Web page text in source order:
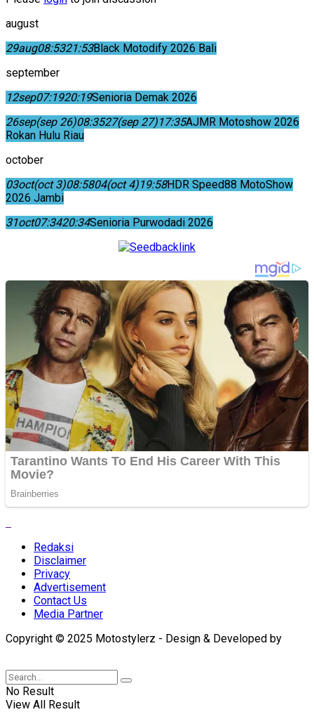
august
29aug08:5321:53Black Motodify 2026 Bali
september
12sep07:1920:19Senioria Demak 2026
26sep(sep 26)08:3527(sep 27)17:35AJMR Motoshow 2026
Rokan Hulu Riau
october
03oct(oct 3)08:5804(oct 4)19:58HDR Speed88 MotoShow
2026 Jambi
31oct07:3420:34Senioria Purwodadi 2026
Redaksi
Disclaimer
Privacy
Advertisement
Contact Us
Media Partner
Copyright © 2025 Motostylerz - Design & Developed by
No Result
View All Result